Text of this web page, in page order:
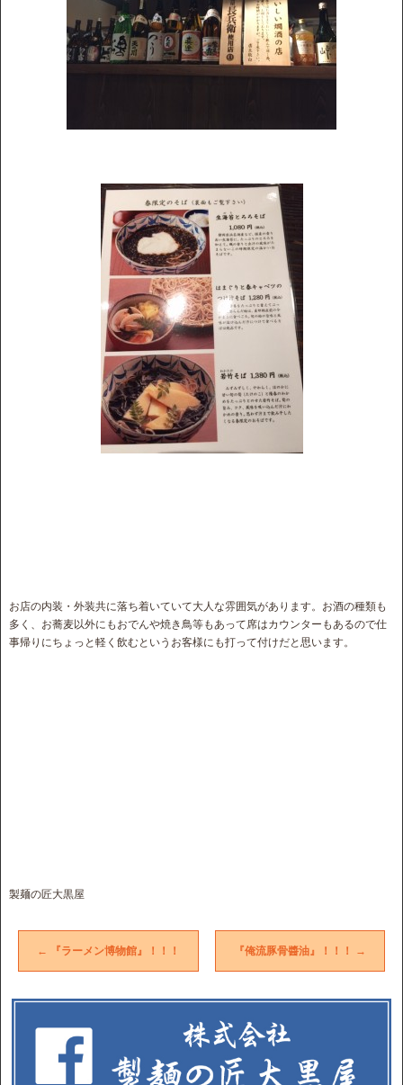
お店の内装・外装共に落ち着いていて大人な雰囲気があります。お酒の種類も
多く、お蕎麦以外にもおでんや焼き鳥等もあって席はカウンターもあるので仕
事帰りにちょっと軽く飲むというお客様にも打って付けだと思います。
製麺の匠大黒屋
← 『ラーメン博物館』！！！ 『俺流豚骨醬油』！！！ →